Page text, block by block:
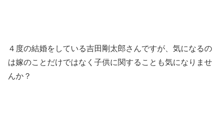
４度の結婚をしている吉田剛太郎さんですが、気になるの
は嫁のことだけではなく子供に関することも気になりませ
んか？